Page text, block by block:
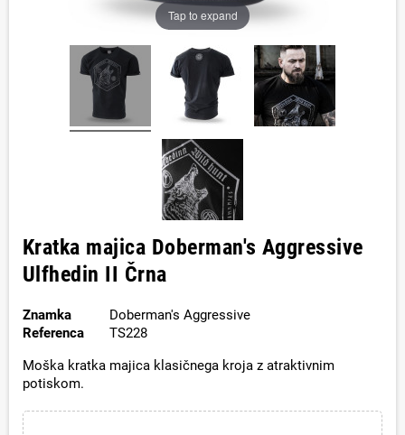
Tap to expand
Kratka majica Doberman's Aggressive
Ulfhedin II Črna
Znamka
Doberman's Aggressive
Referenca
TS228
Moška kratka majica klasičnega kroja z atraktivnim
potiskom.